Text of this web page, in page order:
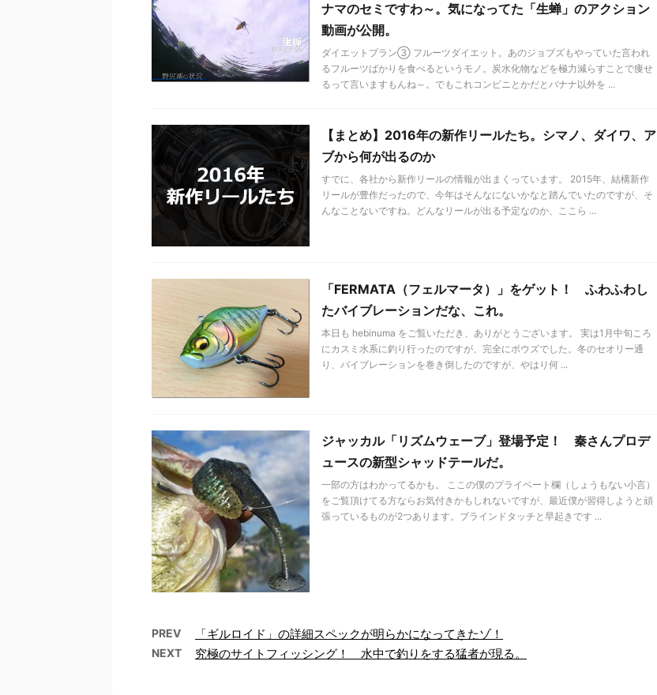
ナマのセミですわ～。気になってた「生蝉」のアクション
動画が公開。
ダイエットプラン③ フルーツダイエット。あのジョブズもやっていた言われ
るフルーツばかりを食べるというモノ。炭水化物などを極力減らすことで痩せ
るって言いますもんね～。でもこれコンビニとかだとバナナ以外を ...
【まとめ】2016年の新作リールたち。シマノ、ダイワ、ア
ブから何が出るのか
すでに、各社から新作リールの情報が出まくっています。 2015年、結構新作
リールが豊作だったので、今年はそんなにないかなと踏んでいたのですが、そ
んなことないですね。どんなリールが出る予定なのか、ここら ...
「FERMATA（フェルマータ）」をゲット！ ふわふわし
たバイブレーションだな、これ。
本日も hebinuma をご覧いただき、ありがとうございます。 実は1月中旬ころ
にカスミ水系に釣り行ったのですが、完全にボウズでした。冬のセオリー通
り、バイブレーションを巻き倒したのですが、やはり何 ...
ジャッカル「リズムウェーブ」登場予定！ 秦さんプロデ
ュースの新型シャッドテールだ。
一部の方はわかってるかも。 ここの僕のプライベート欄（しょうもない小言）
をご覧頂けてる方ならお気付きかもしれないですが、最近僕が習得しようと頑
張っているものが2つあります。ブラインドタッチと早起きです ...
PREV 「ギルロイド」の詳細スペックが明らかになってきたゾ！
NEXT 究極のサイトフィッシング！ 水中で釣りをする猛者が現る。